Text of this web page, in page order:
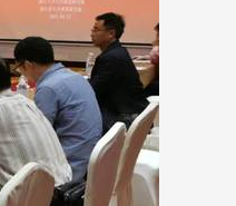
动态新闻
我院资深研
2026-07-29